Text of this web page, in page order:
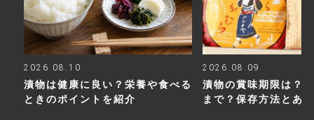
2026.08.10
漬物は健康に良い？栄養や食べる
ときのポイントを紹介
2026.08.09
漬物の賞味期限は？
まで？保存方法とあ